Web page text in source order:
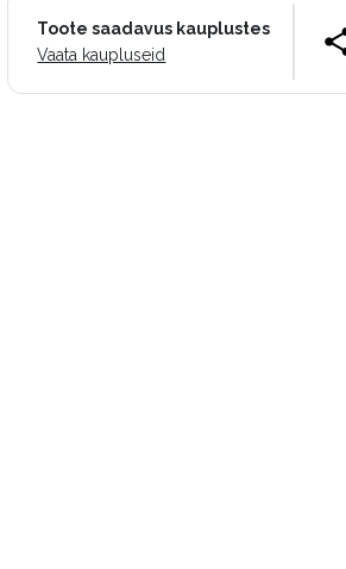
Toote saadavus kauplustes
Vaata kaupluseid